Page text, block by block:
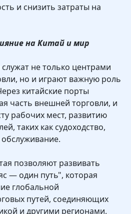
и снизить затраты на
на Китай и мир
не только центрами
но и играют важную роль
китайские порты
часть внешней торговли, и
рабочих мест, развитию
таких как судоходство,
позволяют развивать
— один путь", которая
глобальной
путей, соединяющих
и другими регионами.